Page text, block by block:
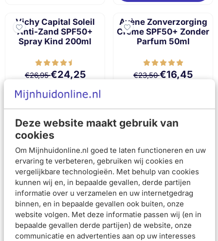
Deze website maakt gebruik van
cookies
Om Mijnhuidonline.nl goed te laten functioneren en uw
ervaring te verbeteren, gebruiken wij cookies en
vergelijkbare technologieën. Met behulp van cookies
kunnen wij en, in bepaalde gevallen, derde partijen
informatie over u verzamelen en uw internetgedrag
binnen, en in bepaalde gevallen ook buiten, onze
website volgen. Met deze informatie passen wij (en in
bepaalde gevallen derde partijen) de website, onze
communicatie en advertenties aan op uw interesses
Vichy Capital Soleil
Anti-Zand SPF50+
Spray Kind 200ml
Van 26,95 voor 24,25
€26,95€24,25
In winkelmand
Avène Zonverzorging
Crème SPF50+ Zonder
Parfum 50ml
Van 23,50 voor
€23,50€16,45
Vichy Capital Soleil
Zonnemelk Kind
SPF50 300ml
Van 31,94 voor 28,75
€31,94 €28,75
In winkelmand
Mist Spray SPF50
200ml
Van 26,95 voor
€26,95€24,25
In winkelmand